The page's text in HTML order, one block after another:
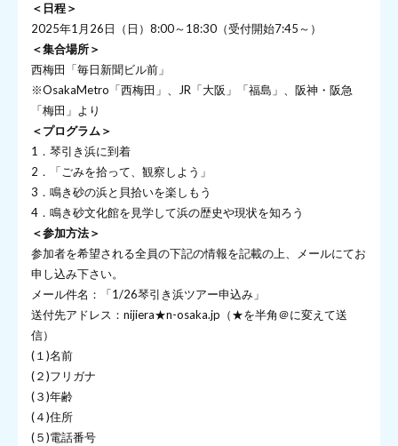
＜日程＞
2025年1月26日（日）8:00～18:30（受付開始7:45～）
＜集合場所＞
西梅田「毎日新聞ビル前」
※OsakaMetro「西梅田」、JR「大阪」「福島」、阪神・阪急
「梅田」より
＜プログラム＞
1．琴引き浜に到着
2．「ごみを拾って、観察しよう」
3．鳴き砂の浜と貝拾いを楽しもう
4．鳴き砂文化館を見学して浜の歴史や現状を知ろう
＜参加方法＞
参加者を希望される全員の下記の情報を記載の上、メールにてお
申し込み下さい。
メール件名：「1/26琴引き浜ツアー申込み」
送付先アドレス：nijiera★n-osaka.jp（★を半角＠に変えて送
信）
(１)名前
(２)フリガナ
(３)年齢
(４)住所
(５)電話番号